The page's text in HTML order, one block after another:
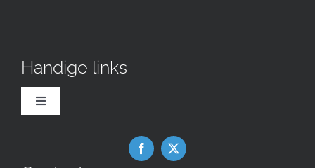
Handige links
Toggle